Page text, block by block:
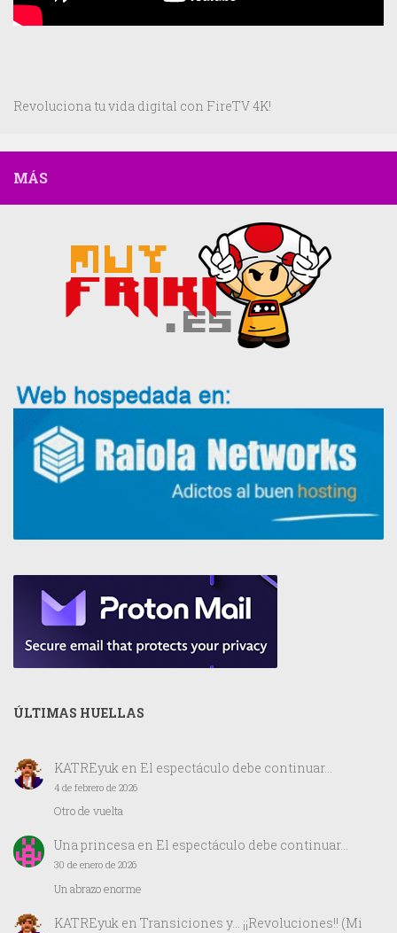
Revoluciona tu vida digital con FireTV 4K!
MÁS
ÚLTIMAS HUELLAS
KATREyuk en El espectáculo debe continuar…
4 de febrero de 2026
Otro de vuelta
Una princesaen El espectáculo debe continuar…
30 de enero de 2026
Un abrazo enorme
KATREyuken Transiciones y… ¡¡Revoluciones!! (Mi